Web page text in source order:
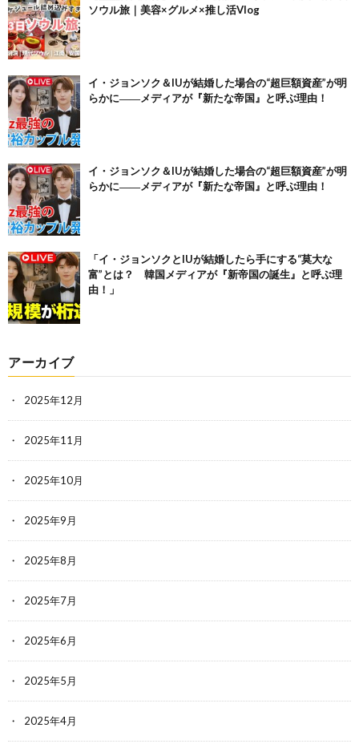
ソウル旅｜美容×グルメ×推し活Vlog
イ・ジョンソク＆IUが結婚した場合の“超巨額資産”が明
らかに――メディアが『新たな帝国』と呼ぶ理由！
イ・ジョンソク＆IUが結婚した場合の“超巨額資産”が明
らかに――メディアが『新たな帝国』と呼ぶ理由！
「イ・ジョンソクとIUが結婚したら手にする“莫大な
富”とは？ 韓国メディアが『新帝国の誕生』と呼ぶ理
由！」
アーカイブ
2025年12月
2025年11月
2025年10月
2025年9月
2025年8月
2025年7月
2025年6月
2025年5月
2025年4月